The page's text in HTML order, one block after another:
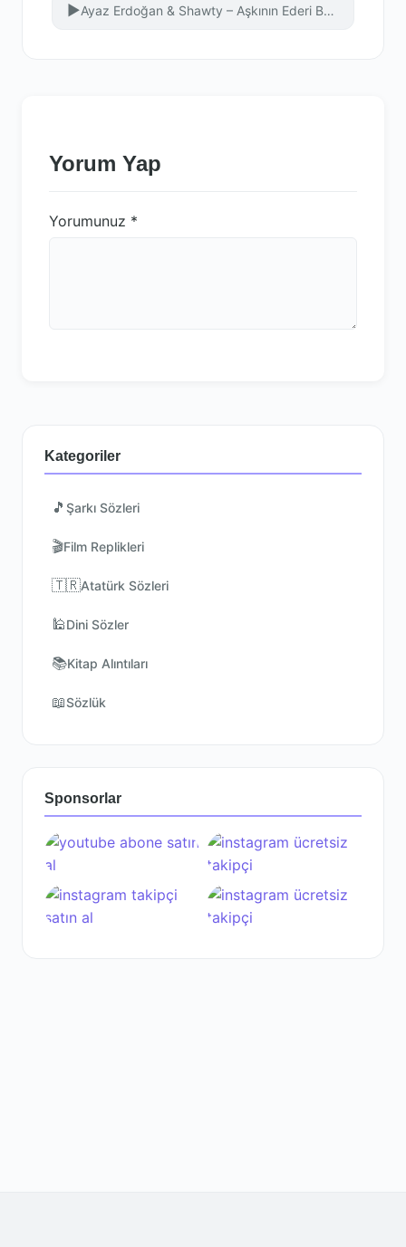
▶ Ayaz Erdoğan & Shawty – Aşkının Ederi Bu Mu
Yorum Yap
Yorumunuz *
Kategoriler
🎵 Şarkı Sözleri
🎬Film Replikleri
🇹🇷Atatürk Sözleri
🕌Dini Sözler
📚Kitap Alıntıları
📖Sözlük
Sponsorlar